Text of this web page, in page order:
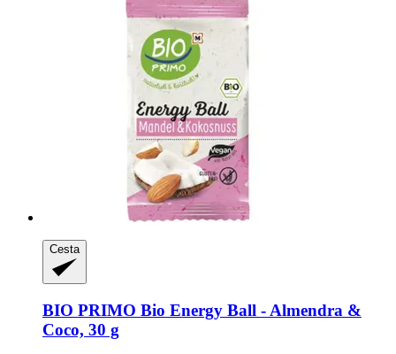
Cesta
BIO PRIMO Bio Energy Ball -​ Almendra &
Coco, 30 g